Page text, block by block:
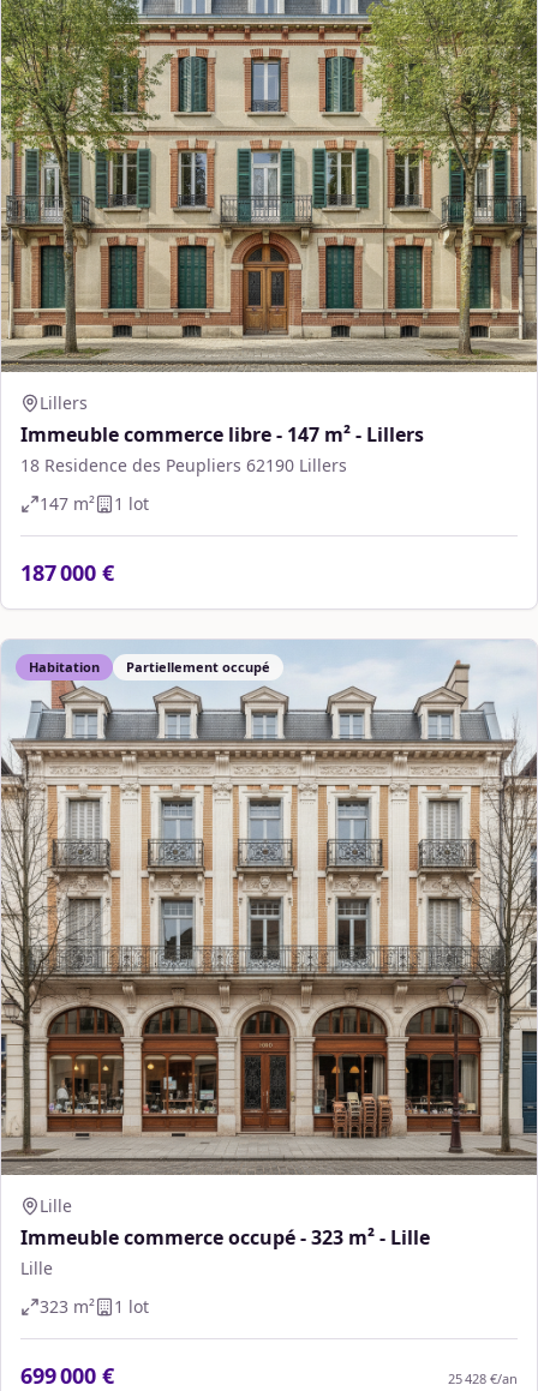
Lillers
Immeuble commerce libre - 147 m² - Lillers
18 Residence des Peupliers 62190 Lillers
147 m² 1 lot
187 000 €
Habitation Partiellement occupé
Lille
Immeuble commerce occupé - 323 m² - Lille
Lille
323 m² 1 lot
699 000 € 25 428 €/an